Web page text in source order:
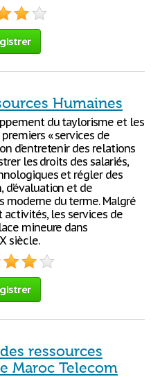
Humaines
du taylorisme et les
« services de
d’entretenir des relations
les droits des salariés,
et régler des
et de
moderne du terme. Malgré
activités, les services de
mineure dans
siècle.
ressources
Maroc Telecom